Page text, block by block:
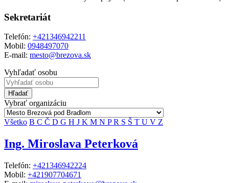
Sekretariát
Telefón: +421346942211
Mobil: 0948497070
E-mail: mesto@brezova.sk
Vyhľadať osobu
Hľadať
Vybrať organizáciu
Všetko B C Č D G H J K M N PR S Š T U V Z
Ing. Miroslava Peterková
Telefón: +421346942224
Mobil: +421907704671